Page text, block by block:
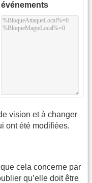
événements
vision et à changer
ont été modifiées.
cela concerne par
qu’elle doit être